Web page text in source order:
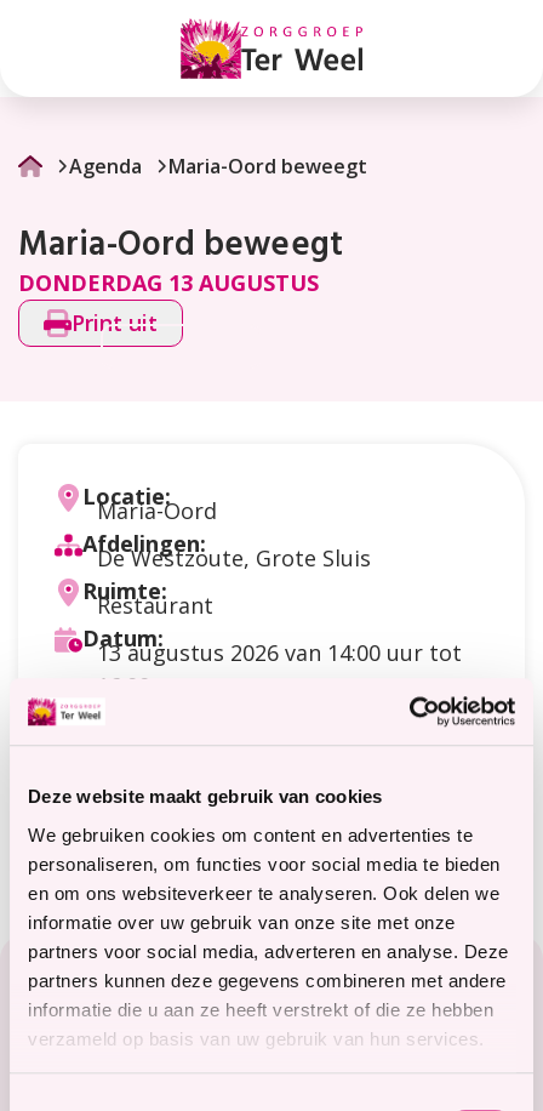
Deze website maakt gebruik van cookies
We gebruiken cookies om content en advertenties te
personaliseren, om functies voor social media te bieden
en om ons websiteverkeer te analyseren. Ook delen we
informatie over uw gebruik van onze site met onze
partners voor social media, adverteren en analyse. Deze
partners kunnen deze gegevens combineren met andere
informatie die u aan ze heeft verstrekt of die ze hebben
verzameld op basis van uw gebruik van hun services.
Agenda Maria-Oord beweegt
Maria-Oord beweegt
DONDERDAG 13 AUGUSTUS
Print uit
Locatie:
Maria-Oord
Afdelingen:
De Westzoute, Grote Sluis
Ruimte:
Restaurant
Datum:
13 augustus 2026van 14:00 uur tot
16:00 uur
Doelgroep:
Meer informatie?
terweelactief@terweel.nl
Footer
Zorg in het Zeeuwse hart